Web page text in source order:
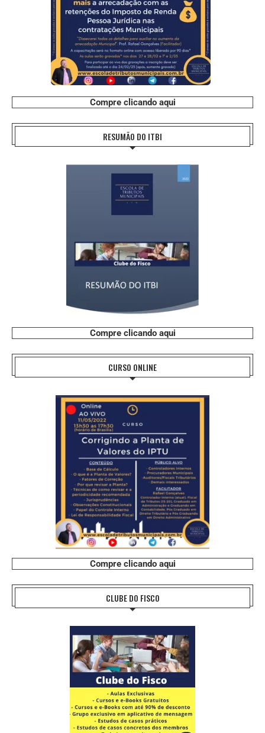
Compre clicando aqui
RESUMÃO DO ITBI
Compre clicando aqui
CURSO ONLINE
Compre clicando aqui
CLUBE DO FISCO